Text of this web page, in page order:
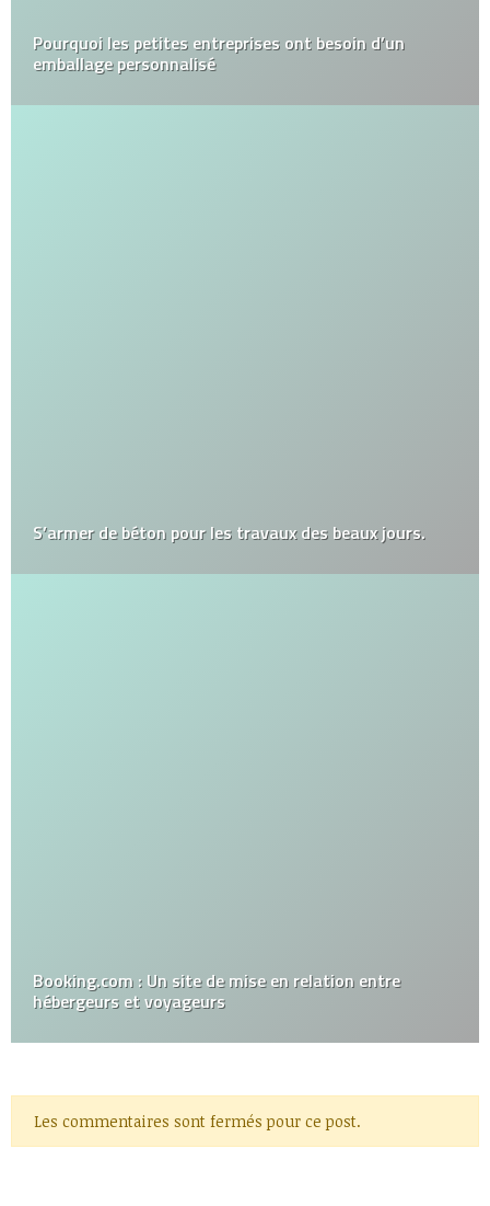
Pourquoi les petites entreprises ont besoin d’un
emballage personnalisé
S’armer de béton pour les travaux des beaux jours.
Booking.com : Un site de mise en relation entre
hébergeurs et voyageurs
Les commentaires sont fermés pour ce post.